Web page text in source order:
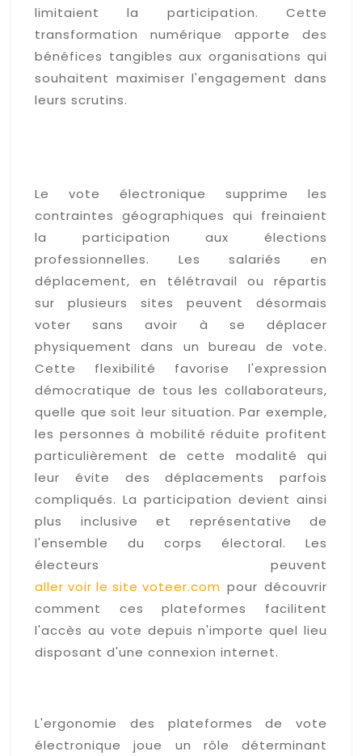
limitaient la participation. Cette
transformation numérique apporte des
bénéfices tangibles aux organisations qui
souhaitent maximiser l'engagement dans
leurs scrutins.
Le vote électronique supprime les
contraintes géographiques qui freinaient
la participation aux élections
professionnelles. Les salariés en
déplacement, en télétravail ou répartis
sur plusieurs sites peuvent désormais
voter sans avoir à se déplacer
physiquement dans un bureau de vote.
Cette flexibilité favorise l'expression
démocratique de tous les collaborateurs,
quelle que soit leur situation. Par exemple,
les personnes à mobilité réduite profitent
particulièrement de cette modalité qui
leur évite des déplacements parfois
compliqués. La participation devient ainsi
plus inclusive et représentative de
l'ensemble du corps électoral. Les
électeurs peuvent
aller voir le site voteer.com pour découvrir
comment ces plateformes facilitent
l'accès au vote depuis n'importe quel lieu
disposant d'une connexion internet.
L'ergonomie des plateformes de vote
électronique joue un rôle déterminant